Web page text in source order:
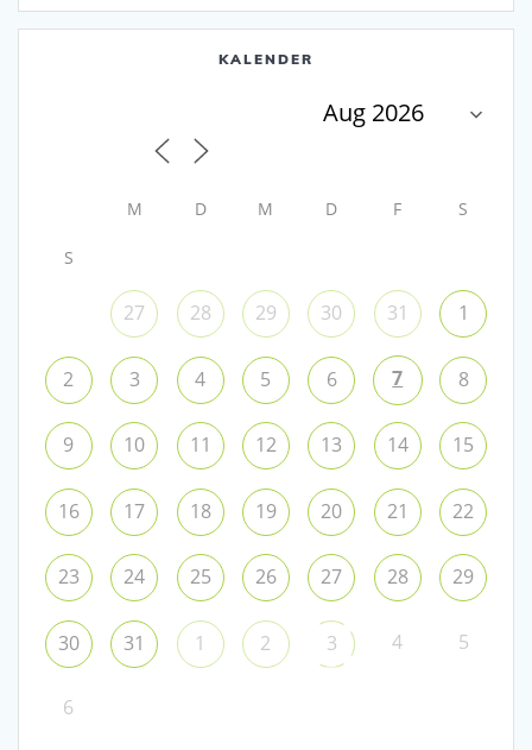
KALENDER
M D M D F S
S
27 28 29 30 31 1
2 3 4 5 6 7 8
9 10 11 12 13 14 15
16 17 18 19 20 21 22
23 24 25 26 27 28 29
30 31 1 2 3 4 5
6